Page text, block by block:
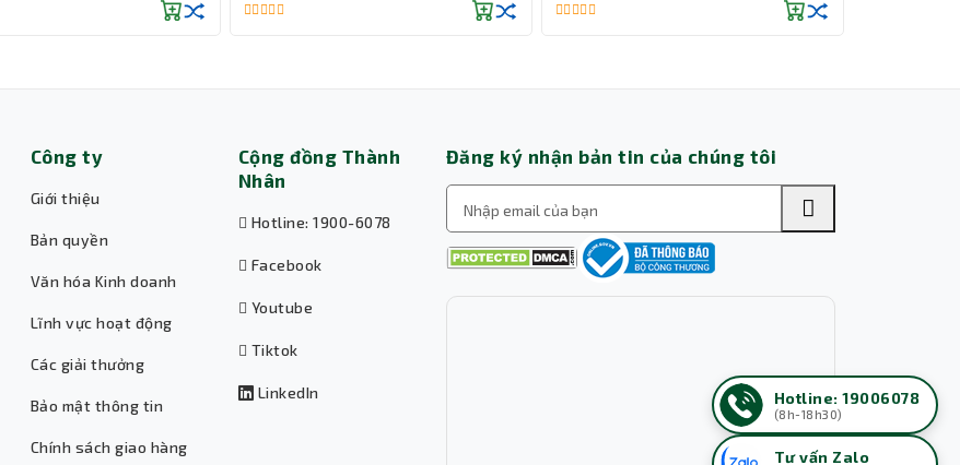
thể thoải mái nghe nhạc bất cứ nơi đâu
Công ty
Giới thiệu
Bản quyền
Văn hóa Kinh doanh
Lĩnh vực hoạt động
Các giải thưởng
Bảo mật thông tin
Chính sách giao hàng
Cộng đồng Thành
Nhân
Hotline: 1900-6078
Facebook
Youtube
Tiktok
LinkedIn
Đăng ký nhận bản tin của chúng tôi
Hotline: 19006078
(8h-18h30)
Tư vấn Zalo